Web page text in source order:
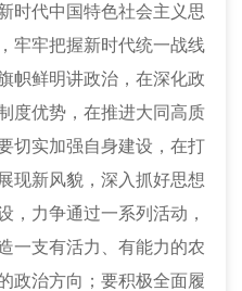
时代中国特色社会主义思
牢牢把握新时代统一战线
帜鲜明讲政治，在深化政
度优势，在推进大同高质
切实加强自身建设，在打
现新风貌，深入抓好思想
，力争通过一系列活动，
一支有活力、有能力的农
政治方向；要积极全面履